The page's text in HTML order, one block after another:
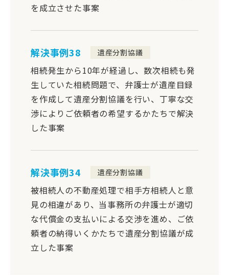
を成立させた事案
解決事例38 遺産分割協議
相続発生から10年が経過し、数次相続も発
生していた相続問題で、弁護士が遺産目録
を作成して遺産分割協議を行い、丁寧な交
渉によりご依頼者の希望するかたちで解決
した事案
解決事例34 遺産分割協議
被相続人の不動産処理で相手方相続人と意
見の相違があり、当事務所の弁護士が適切
な代償金の支払いによる交渉を進め、ご依
頼者の納得いくかたちで遺産分割協議が成
立した事案